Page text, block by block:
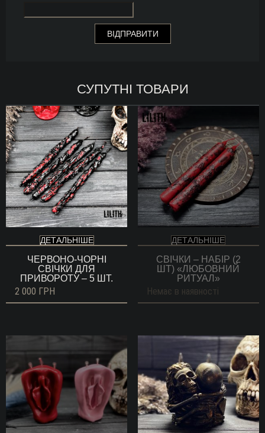
СУПУТНІ ТОВАРИ
ДЕТАЛЬНІШЕ
ЧЕРВОНО-ЧОРНІ
СВІЧКИ ДЛЯ
ПРИВОРОТУ – 5 ШТ.
2 000 ГРН
ДЕТАЛЬНІШЕ
СВІЧКИ – НАБІР (2
ШТ) «ЛЮБОВНИЙ
РИТУАЛ»
Немає в наявності